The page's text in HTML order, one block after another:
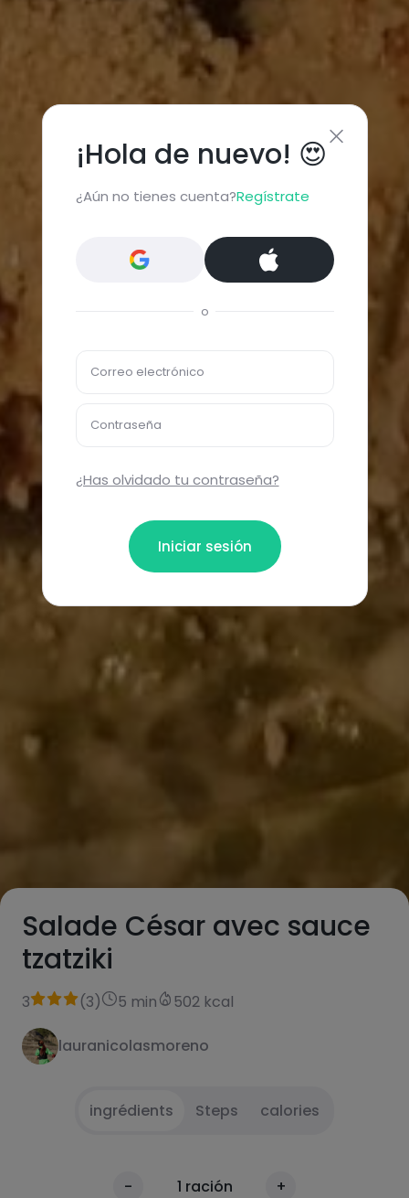
Salade César avec sauce
tzatziki
3 (3) 5 min 502 kcal
lauranicolasmoreno
ingrédients Steps calories
- 1 ración +
¡Hola de nuevo! 😍
¿Aún no tienes cuenta?Regístrate
o
Correo electrónico
Contraseña
¿Has olvidado tu contraseña?
Iniciar sesión